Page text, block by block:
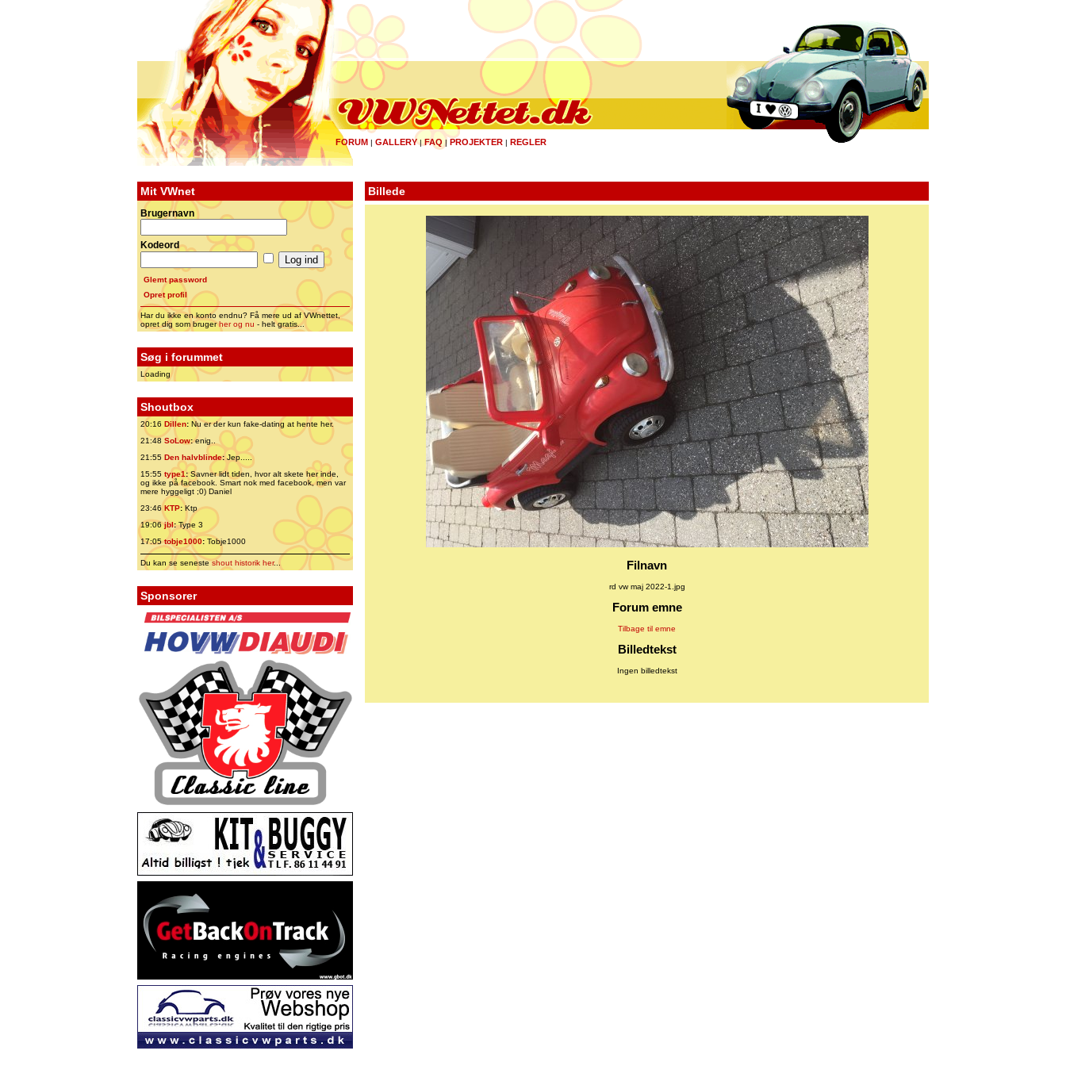
FORUM | GALLERY|FAQ | PROJEKTER | REGLER
Mit VWnet
Brugernavn
Kodeord
Glemt password
Opret profil
Har du ikke en konto endnu? Få mere ud af VWnettet,
opret dig som brugerher og nu - helt gratis...
Søg i forummet
Loading
Shoutbox
20:16 Dillen: Nu er der kun fake-dating at hente her.
21:48 SoLow:enig..
21:55 Den halvblinde:Jep.....
15:55 type1:Savner lidt tiden, hvor alt skete her inde,
og ikke på facebook. Smart nok med facebook, men var
mere hyggeligt ;0) Daniel
23:46 KTP:Ktp
19:06jbl:Type 3
17:05tobje1000: Tobje1000
Du kan se senesteshout historik her...
Sponsorer
Billede
Filnavn
rd vw maj 2022-1.jpg
Forum emne
Tilbage til emne
Billedtekst
Ingen billedtekst